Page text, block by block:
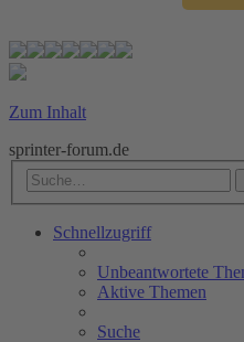
Zum Inhalt
sprinter-forum.de
Schnellzugriff
Unbeantwortete
Aktive Themen
Suche